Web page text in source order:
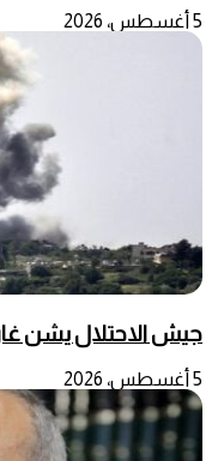
5 أغسطس، 2026
جيش الاحتلال يشن
5 أغسطس، 2026